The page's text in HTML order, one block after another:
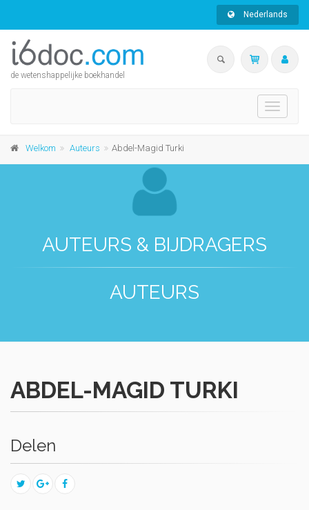
Nederlands
de wetenshappelijke boekhandel
Toggle
Welkom Auteurs Abdel-Magid Turki
AUTEURS & BIJDRAGERS
AUTEURS
ABDEL-MAGID TURKI
Delen